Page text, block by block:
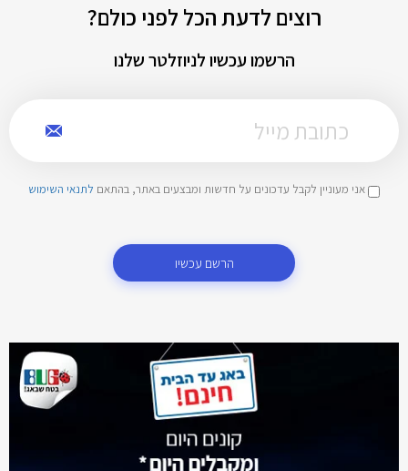
רוצים לדעת הכל לפני כולם?
הרשמו עכשיו לניוזלטר שלנו
אני מעוניין לקבל עדכונים על חדשות ומבצעים באתר, בהתאם לתנאי השימוש
הרשם עכשיו